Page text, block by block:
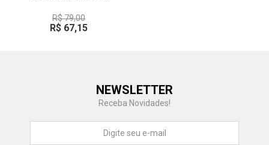
R$ 79,00
R$ 67,15
NEWSLETTER
Receba Novidades!